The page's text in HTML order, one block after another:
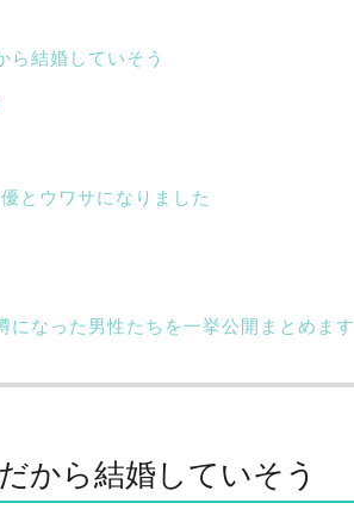
ら結婚していそう
とウワサになりました
になった男性たちを一挙公開まとめます
から結婚していそう